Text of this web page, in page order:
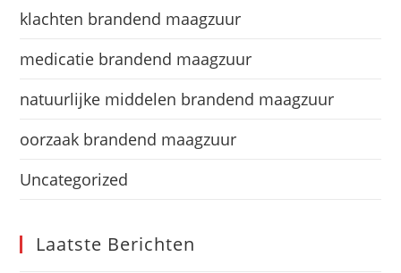
klachten brandend maagzuur
medicatie brandend maagzuur
natuurlijke middelen brandend maagzuur
oorzaak brandend maagzuur
Uncategorized
Laatste Berichten